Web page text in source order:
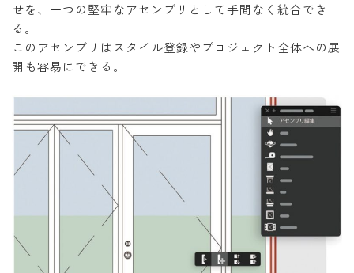
せを、一つの堅牢なアセンブリとして手間なく統合でき
る。
このアセンブリはスタイル登録やプロジェクト全体への展
開も容易にできる。